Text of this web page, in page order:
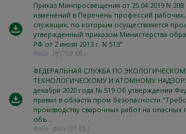
Приказ Минпросвещения от 25.04.2019 N
изменений в Перечень профессий
служащих, по которым осуществляется
утвержденный приказом Министерства
РФ от 2 июля 2013 г. N 513"
Файл .rtf (769 Кб.)
ФЕДЕРАЛЬНАЯ СЛУЖБА ПО
ТЕХНОЛОГИЧЕСКОМУ И АТОМНОМУ
декабря 2020 года № 519 Об утверждении
правил в области пром безопасности
производству сварочных работ на опасных
объ...
Файл .docx (31 Кб.)